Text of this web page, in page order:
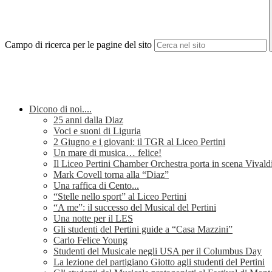
Campo di ricerca per le pagine del sito
Dicono di noi....
25 anni dalla Diaz
Voci e suoni di Liguria
2 Giugno e i giovani: il TGR al Liceo Pertini
Un mare di musica… felice!
Il Liceo Pertini Chamber Orchestra porta in scena
Mark Covell torna alla “Diaz”
Una raffica di Cento...
“Stelle nello sport” al Liceo Pertini
“A me”: il successo del Musical del Pertini
Una notte per il LES
Gli studenti del Pertini guide a “Casa Mazzini”
Carlo Felice Young
Studenti del Musicale negli USA per il Columbus Day
La lezione del partigiano Giotto agli studenti del Pertini